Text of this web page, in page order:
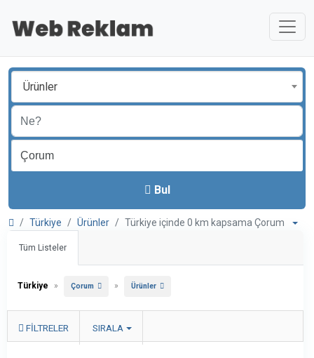
Ürünler
Bul
Türkiye Ürünler Türkiye içinde 0 km kapsama Çorum
Tüm Listeler
Türkiye » Çorum » Ürünler
FILTRELER SIRALA